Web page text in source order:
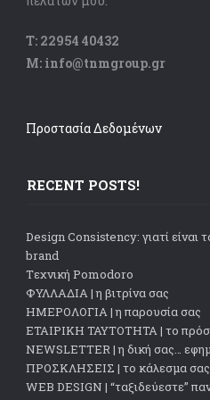
Τ: 22954 40432
Μ: info@tnmgroup.gr
Προστασία Δεδομένων
RECENT POSTS!
Design Consistency: γιατί είναι
brand
Tεχνική Pomodoro
ΦΥΛΛΑΔΙΑ | η βιτρίνα σας
ΗΜΕΡΟΛΟΓΙΑ | η παρουσία σας
ΕΤΑΙΡΙΚΗ ΤΑΥΤΟΤΗΤΑ | το
NEWSLETTER | η δική σας…
ΠΡΟΣΚΛΗΣΕΙΣ | το κάλεσμα σας
WEB DESIGN | “ταξιδεύεστε”